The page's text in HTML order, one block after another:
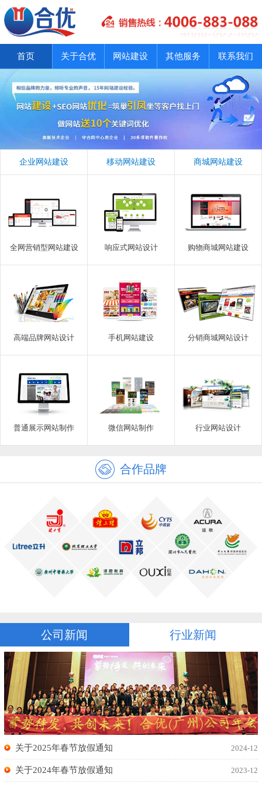
首页 关于合优 网站建设 其他服务 联系我们
企业网站建设 移动网站建设 商城网站建设
全网营销型网站建设 响应式网站设计 购物商城网站建设
高端品牌网站设计 手机网站建设 分销商城网站设计
普通展示网站制作 微信网站制作 行业网站设计
合作品牌
公司新闻 行业新闻
关于2025年春节放假通知 2024-12
关于2024年春节放假通知 2023-12